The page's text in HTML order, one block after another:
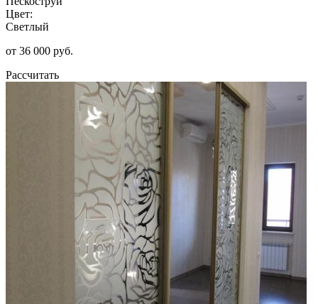
Цвет:
Светлый
от 36 000 руб.
Рассчитать